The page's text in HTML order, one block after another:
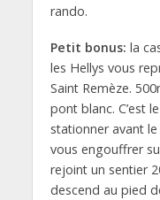
rando.
Petit bonus: la
les Hellys vous
Saint Remèze.
pont blanc. C’est
stationner avant
vous engouffrer
rejoint un sentier
descend au pied